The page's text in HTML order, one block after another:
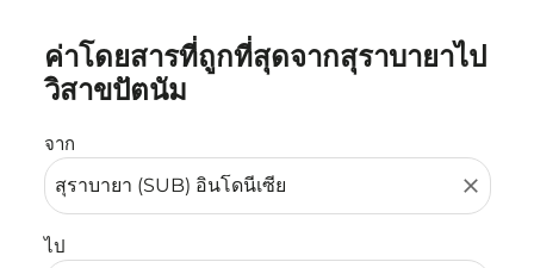
ค่าโดยสารที่ถูกที่สุดจากสุราบายาไป
วิสาขปัตนัม
จาก
close
ไป
ลองอัปเดตเส้นทางของคุณ (ต้นทางและ/หรือปลายทาง) หรื